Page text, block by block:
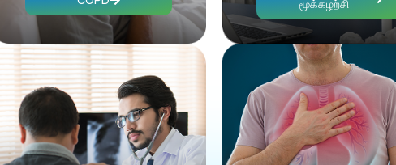
மூக்கழற்சி